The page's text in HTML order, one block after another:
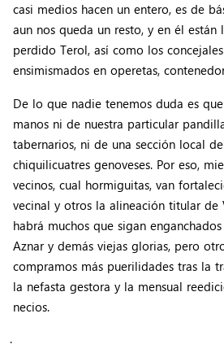
casi medios hacen un entero, es de
aun nos queda un resto, y en él están
perdido Terol, así como los
ensimismados en operetas,
De lo que nadie tenemos duda es
manos ni de nuestra particular
tabernarios, ni de una sección local
chiquilicuatres genoveses. Por eso,
vecinos, cual hormiguitas, van
vecinal y otros la alineación titular de
habrá muchos que sigan
Aznar y demás viejas glorias, pero
compramos más puerilidades tras la
la nefasta gestora y la mensual
necios.
.